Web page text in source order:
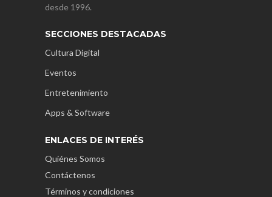
desde 1996.
SECCIONES DESTACADAS
Cultura Digital
Eventos
Entretenimiento
Apps & Software
ENLACES DE INTERÉS
Quiénes Somos
Contáctenos
Términos y condiciones